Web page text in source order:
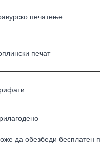
печатење
печат
да обезбеди бесплатен